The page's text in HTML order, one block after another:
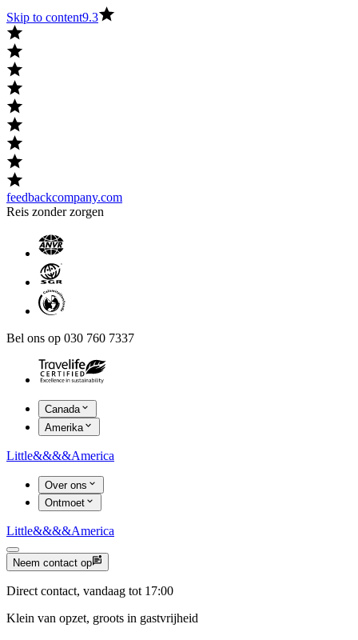
Skip to content9.3
feedbackcompany.com
Reis zonder zorgen
Bel ons op 030 760 7337
Canada
Amerika
Little&&&&America
Over ons
Ontmoet
Little&&&&America
Neem contact op
Direct contact, vandaag tot 17:00
Klein van opzet, groots in gastvrijheid